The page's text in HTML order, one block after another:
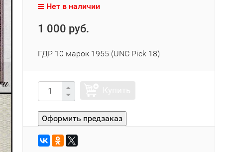
Нет в наличии
1 000 руб.
ГДР 10 марок 1955 (UNC Pick 18)